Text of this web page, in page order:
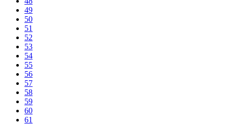
49
50
51
52
53
54
55
56
57
58
59
60
61